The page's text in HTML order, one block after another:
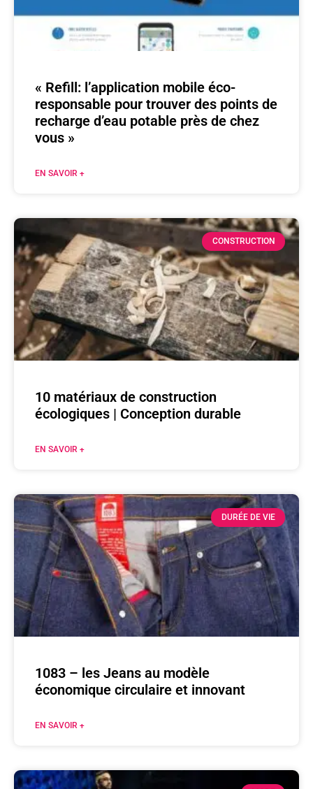
« Refill: l’application mobile éco-
responsable pour trouver des points de
recharge d’eau potable près de chez
vous »
EN SAVOIR +
CONSTRUCTION
10 matériaux de construction
écologiques | Conception durable
EN SAVOIR +
DURÉE DE VIE
1083 – les Jeans au modèle
économique circulaire et innovant
EN SAVOIR +